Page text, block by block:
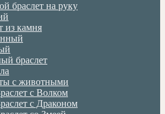
браслет на руку
из камня
браслет
с животными
с Волком
с Драконом